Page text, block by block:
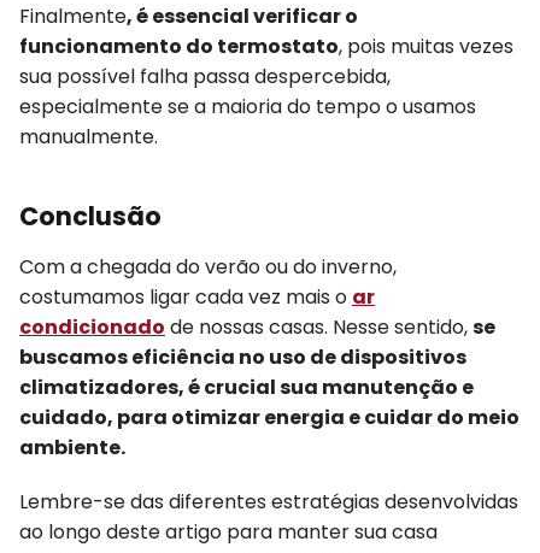
Finalmente, é essencial verificar o
funcionamento do termostato, pois muitas vezes
sua possível falha passa despercebida,
especialmente se a maioria do tempo o usamos
manualmente.
Conclusão
Com a chegada do verão ou do inverno,
costumamos ligar cada vez mais o ar
condicionado de nossas casas. Nesse sentido,se
buscamos eficiência no uso de dispositivos
climatizadores, écrucialsua manutenção e
cuidado, para otimizar energia e cuidar do meio
ambiente.
Lembre-se das diferentes estratégias desenvolvidas
ao longo deste artigo para manter sua casa